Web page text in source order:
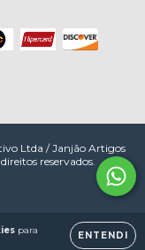
para
ENTENDI
Ltda / Janjão Artigos
reservados.